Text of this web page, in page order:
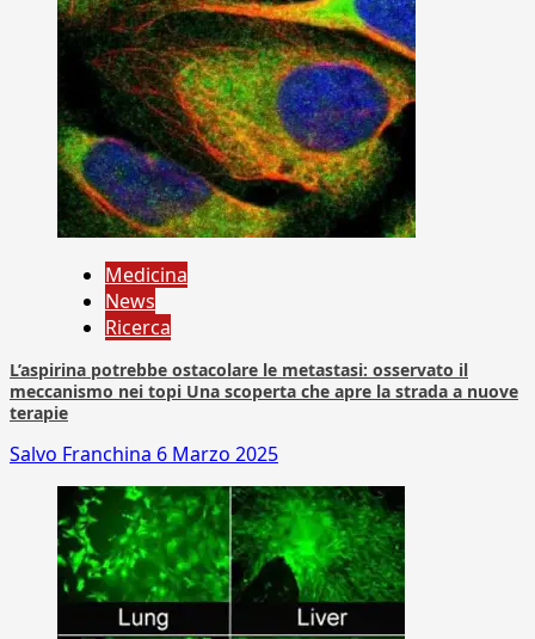
Medicina
News
Ricerca
L’aspirina potrebbe ostacolare le metastasi: osservato il
meccanismo nei topi Una scoperta che apre la strada a nuove
terapie
Salvo Franchina 6 Marzo 2025